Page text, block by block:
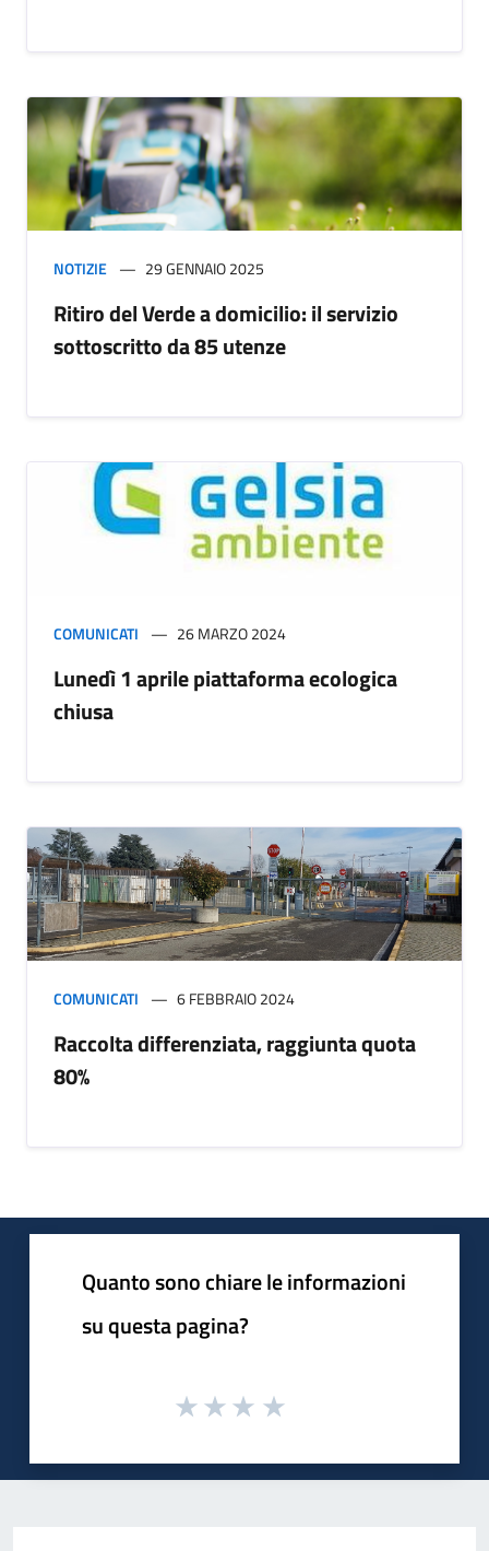
NOTIZIE 29 GENNAIO 2025
Ritiro del Verde a domicilio: il servizio
sottoscritto da 85 utenze
COMUNICATI 26 MARZO 2024
Lunedì 1 aprile piattaforma ecologica
chiusa
COMUNICATI 6 FEBBRAIO 2024
Raccolta differenziata, raggiunta quota
80%
Quanto sono chiare le informazioni
su questa pagina?